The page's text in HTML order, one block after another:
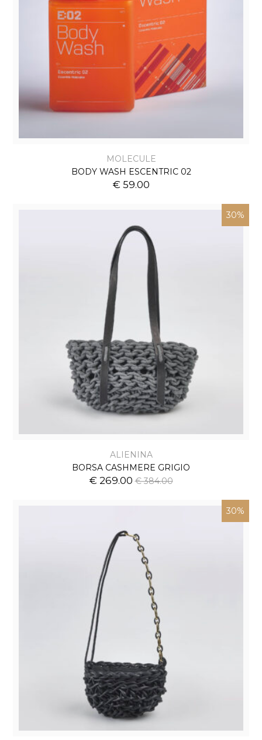
MOLECULE
BODY WASH ESCENTRIC 02
€ 59.00
30%
ALIENINA
BORSA CASHMERE GRIGIO
€ 269.00€ 384.00
30%